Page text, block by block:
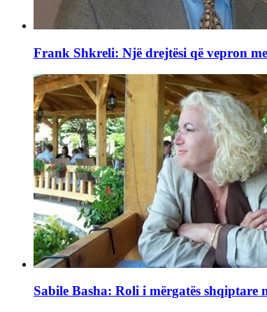
Frank Shkreli: Një drejtësi që vepron
Sabile Basha: Roli i mërgatës shqiptare